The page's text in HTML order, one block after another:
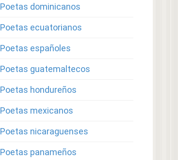
Poetas dominicanos
Poetas ecuatorianos
Poetas españoles
Poetas guatemaltecos
Poetas hondureños
Poetas mexicanos
Poetas nicaraguenses
Poetas panameños